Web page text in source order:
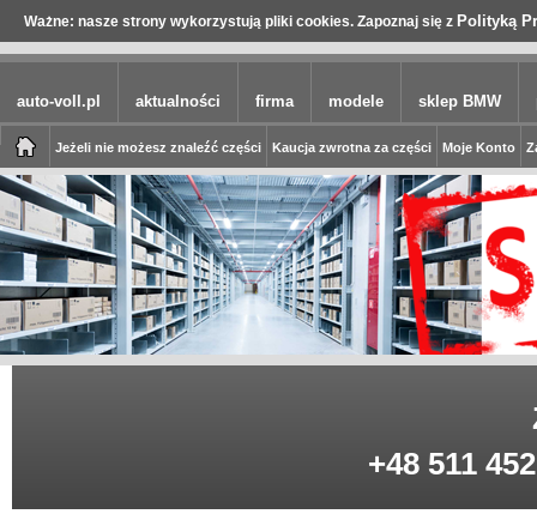
Ważne: nasze strony wykorzystują pliki cookies. Zapoznaj się z Polityką
auto-voll.pl aktualności firma modele sklep BMW
Jeżeli nie możesz znaleźć części Kaucja zwrotna za części Moje Konto
+48 511